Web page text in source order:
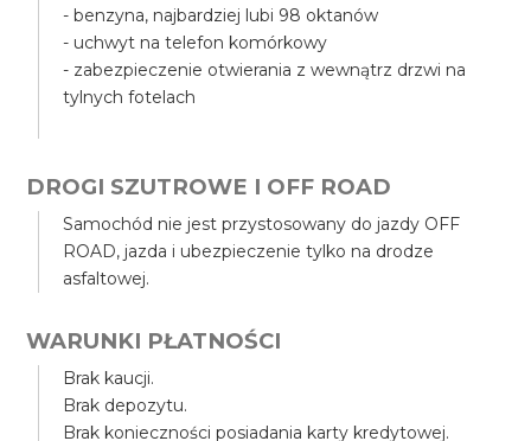
- benzyna, najbardziej lubi 98 oktanów
- uchwyt na telefon komórkowy
- zabezpieczenie otwierania z wewnątrz drzwi na
tylnych fotelach
DROGI SZUTROWE I OFF ROAD
Samochód nie jest przystosowany do jazdy OFF
ROAD, jazda i ubezpieczenie tylko na drodze
asfaltowej.
WARUNKI PŁATNOŚCI
Brak kaucji.
Brak depozytu.
Brak konieczności posiadania karty kredytowej.